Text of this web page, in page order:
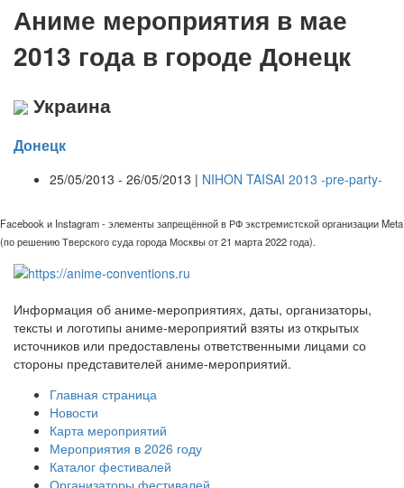
Аниме мероприятия в мае
2013 года в городе Донецк
Украина
Донецк
25/05/2013 - 26/05/2013 | NIHON TAISAI 2013 -pre-party-
Facebook и Instagram - элементы запрещённой в РФ экстремистской организации Meta
(по решению Тверского суда города Москвы от 21 марта 2022 года).
Информация об аниме-мероприятиях, даты, организаторы,
тексты и логотипы аниме-мероприятий взяты из открытых
источников или предоставлены ответственными лицами со
стороны представителей аниме-мероприятий.
Главная страница
Новости
Карта мероприятий
Мероприятия в 2026 году
Каталог фестивалей